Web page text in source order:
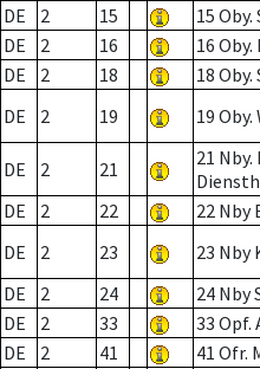
DE
2 15 15
DE
2 16 16
DE
2 18 18
DE
2 19 19
DE 2 21
21
DE
2 22 22 Nby
DE
2 23 23 Nby
DE
2 24 24 Nby
DE
2 33 33 Opf.
DE
2 41 41 Ofr.